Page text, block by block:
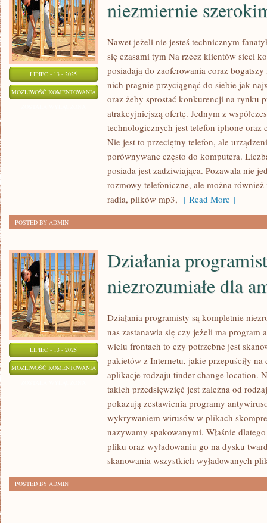
LIPIEC - 13 - 2025
MOŻLIWOŚĆ KOMENTOWANIA
PRZESŁANIU
niezmiernie
Nawet jeżeli nie jesteś technicznym
się czasami tym Na rzecz klientów sieci
posiadają do zaoferowania coraz
nich pragnie przyciągnąć do siebie jak
oraz żeby sprostać konkurencji na rynku
atrakcyjniejszą ofertę. Jednym z
technologicznych jest telefon iphone
Nie jest to przeciętny telefon, ale
porównywane często do komputera.
posiada jest zadziwiająca. Pozawala nie
rozmowy telefoniczne, ale można również
radia, plików mp3, [ Read More ]
POSTED BY ADMIN
LIPIEC - 13 - 2025
MOŻLIWOŚĆ KOMENTOWANIA DZIAŁANIA
PROGRAMISTY
AMATORA
Działania
niezrozumiałe dla
Działania programisty są kompletnie
nas zastanawia się czy jeżeli ma
wielu frontach to czy potrzebne jest
pakietów z Internetu, jakie przepuściły
aplikacje rodzaju tinder change location.
takich przedsięwzięć jest zależna od
pokazują zestawienia programy
wykrywaniem wirusów w plikach
nazywamy spakowanymi. Właśnie
pliku oraz wyładowaniu go na dysku
skanowania wszystkich wyładowanych
POSTED BY ADMIN